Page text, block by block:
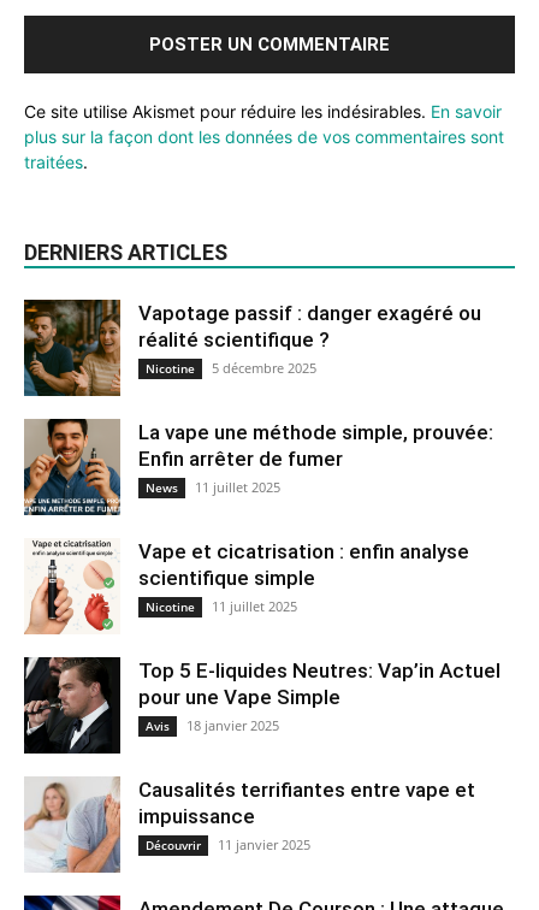
Ce site utilise Akismet pour réduire les indésirables. En savoir
plus sur la façon dont les données de vos commentaires sont
traitées.
DERNIERS ARTICLES
Vapotage passif : danger exagéré ou
réalité scientifique ?
Nicotine 5 décembre 2025
La vape une méthode simple, prouvée:
Enfin arrêter de fumer
News 11 juillet 2025
Vape et cicatrisation : enfin analyse
scientifique simple
Nicotine 11 juillet 2025
Top 5 E-liquides Neutres: Vap’in Actuel
pour une Vape Simple
Avis 18 janvier 2025
Causalités terrifiantes entre vape et
impuissance
Découvrir 11 janvier 2025